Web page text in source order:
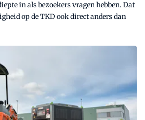
in als bezoekers vragen hebben. Dat
op de TKD ook direct anders dan